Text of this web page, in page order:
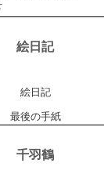
絵日記
絵日記
最後の手紙
千羽鶴